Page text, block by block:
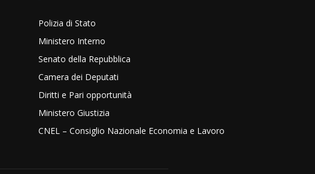
Polizia di Stato
Ministero Interno
Senato della Repubblica
Camera dei Deputati
Diritti e Pari opportunità
Ministero Giustizia
CNEL – Consiglio Nazionale Economia e Lavoro